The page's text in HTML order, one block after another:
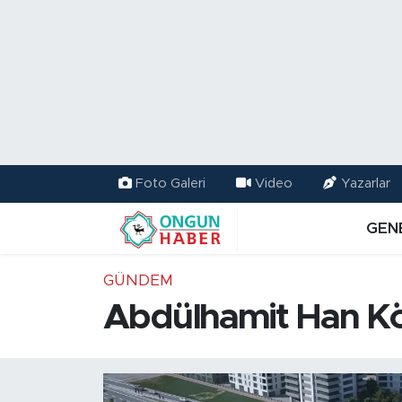
Foto Galeri Video Yazarlar
GÜNDEM
Abdülhamit Han
Trafik Durumu
TFF 2.Lig Kırmızı Grup Puan Durumu ve Fikstür
Haber Arşivi